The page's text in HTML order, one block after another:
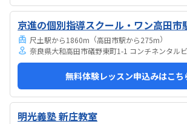
京進の個別指導スクール・ワン高田市
尺土駅から1860m （高田市駅から275m）
奈良県大和高田市礒野東町1-1 コンチネンタル
無料体験レッスン申込みはこち
明光義塾 新庄教室